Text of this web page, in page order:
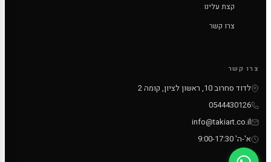
קצת עלינו
צרו קשר
צרו קשר
לדוד סחרוב 10, ראשון לציון, קומה 2
0544430126
info@takiart.co.il
א'-ה' 9:00-17:30